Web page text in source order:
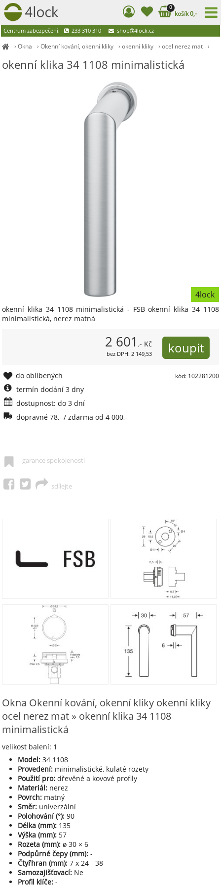
›Okna ›Okenní kování, okenní kliky ›okenní kliky ›ocel nerez mat ›
okenní klika 34 1108 minimalistická
okenní klika 34 1108 minimalistická - FSB okenní klika 34 1108
minimalistická, nerez matná
4lock
2 601 ,- Kč
bez DPH: 2 149,53
kód: 102281200
do oblíbených
termín dodání 3 dny
dostupnost: do 3 dní
dopravné 78,- / zdarma od 4 000,-
garance spokojenosti
sdílejte
Okna Okenní kování, okenní kliky okenní kliky
ocel nerez mat » okenní klika 34 1108
minimalistická
velikost balení: 1
Model: 34 1108
Provedení: minimalistické, kulaté rozety
Použití pro: dřevěné a kovové profily
Materiál: nerez
Povrch: matný
Směr: univerzální
Polohování (°): 90
Délka (mm): 135
Výška (mm): 57
Rozeta (mm): ø 30 × 6
Podpůrné čepy (mm): -
Čtyřhran (mm): 7 x 24 - 38
Samozajišťovací: Ne
Profil klíče: -
0
košík 0,-
Centrum zabezpečení: 233 310 310 shop 4lock.cz